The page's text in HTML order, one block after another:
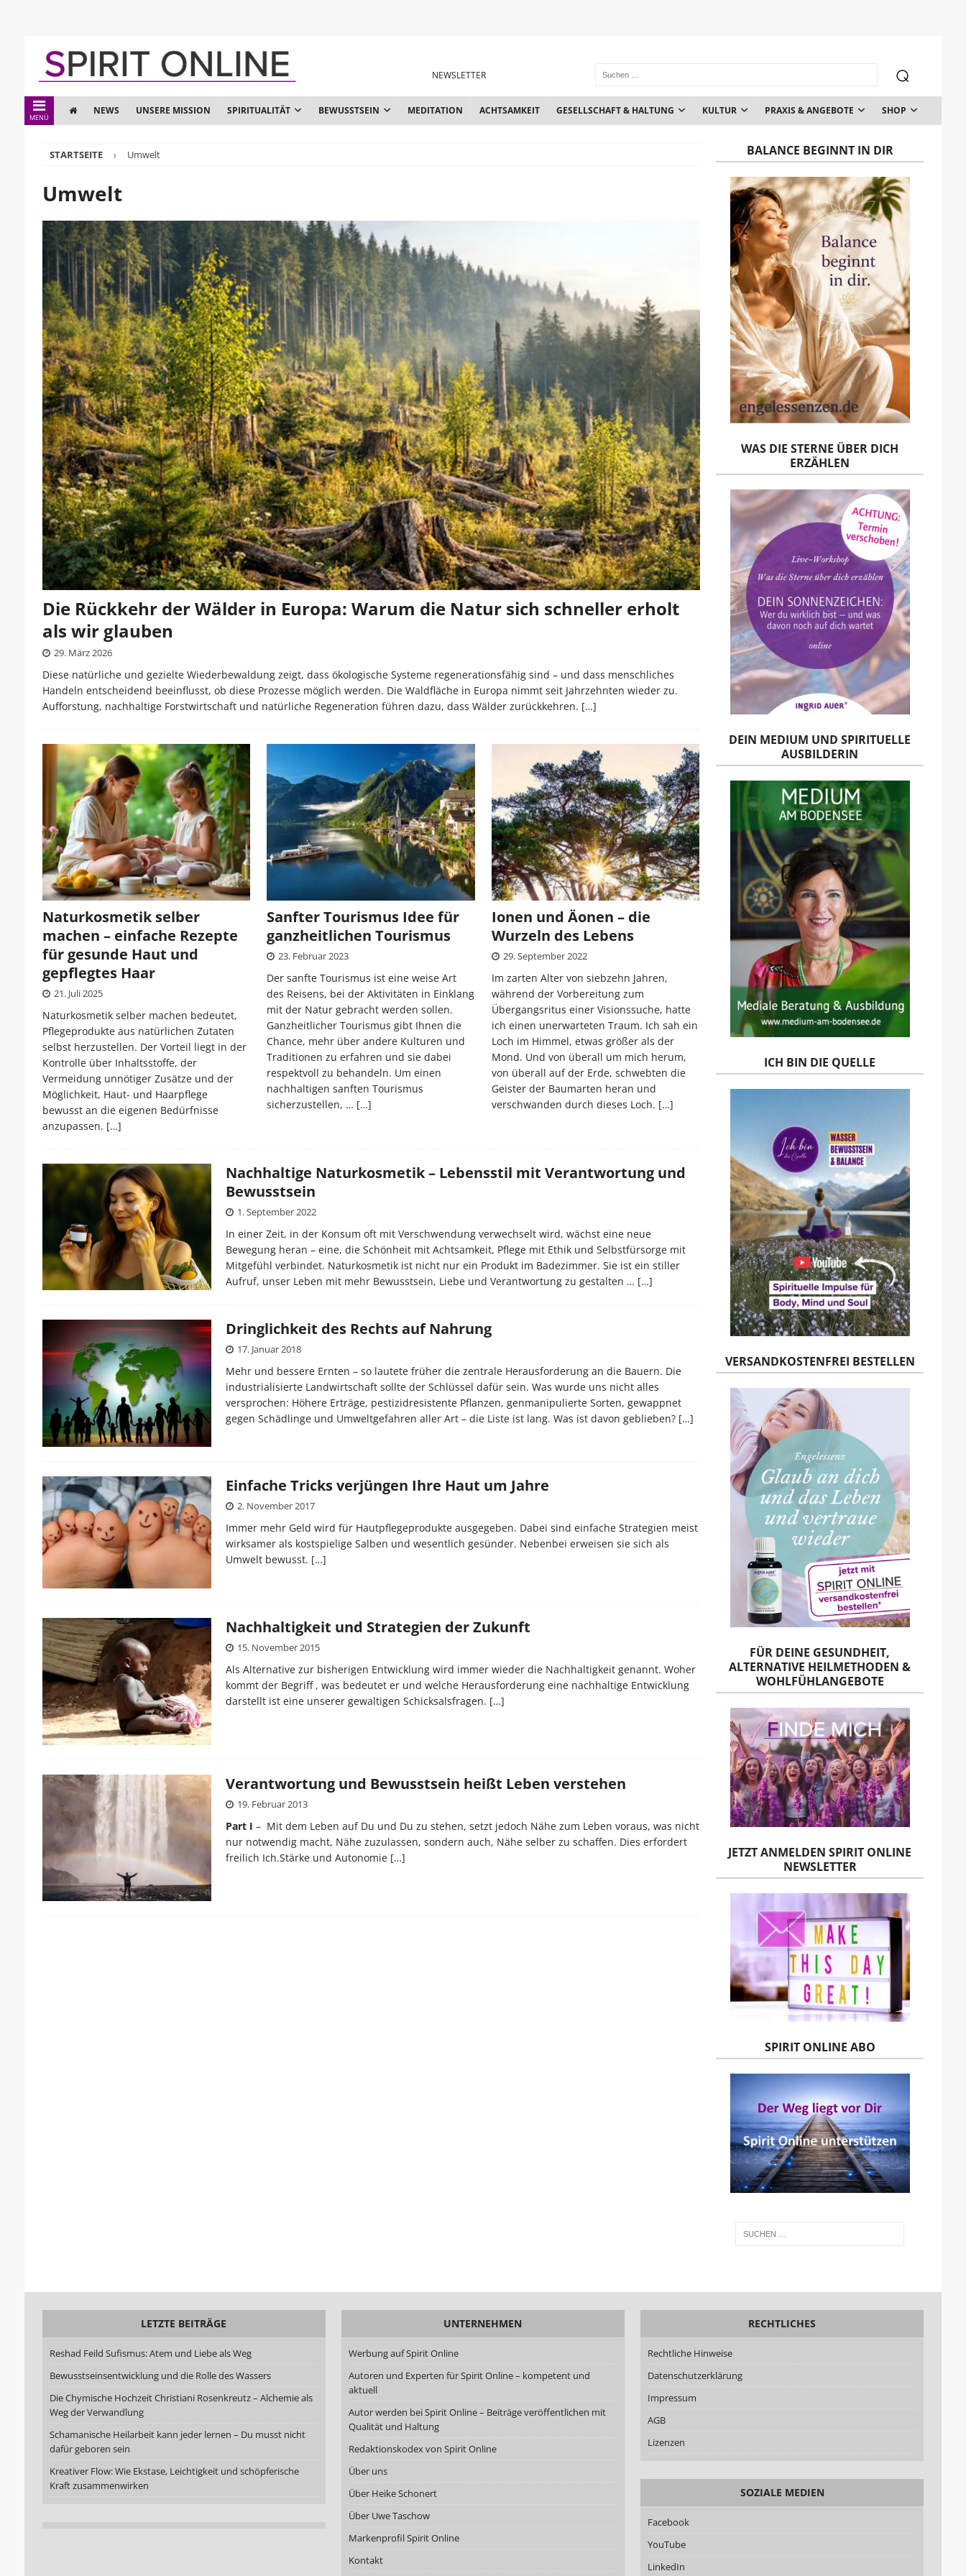
NEWSLETTER
MENÜ
NEWS UNSERE MISSION SPIRITUALITÄT BEWUSSTSEIN MEDITATION ACHTSAMKEIT GESELLSCHAFT & HALTUNG KULTUR PRAXIS & ANGEBOTE SHOP
STARTSEITE Umwelt
Umwelt
Die Rückkehr der Wälder in Europa: Warum die Natur sich schneller erholt
als wir glauben
29. März 2026
Diese natürliche und gezielte Wiederbewaldung zeigt, dass ökologische Systeme regenerationsfähig sind – und dass menschliches
Handeln entscheidend beeinflusst, ob diese Prozesse möglich werden. Die Waldfläche in Europa nimmt seit Jahrzehnten wieder zu.
Aufforstung, nachhaltige Forstwirtschaft und natürliche Regeneration führen dazu, dass Wälder zurückkehren. […]
Naturkosmetik selber
machen – einfache Rezepte
für gesunde Haut und
gepflegtes Haar
21. Juli 2025
Naturkosmetik selber machen bedeutet,
Pflegeprodukte aus natürlichen Zutaten
selbst herzustellen. Der Vorteil liegt in der
Kontrolle über Inhaltsstoffe, der
Vermeidung unnötiger Zusätze und der
Möglichkeit, Haut- und Haarpflege
bewusst an die eigenen Bedürfnisse
anzupassen. […]
Sanfter Tourismus Idee für
ganzheitlichen Tourismus
23. Februar 2023
Der sanfte Tourismus ist eine weise Art
des Reisens, bei der Aktivitäten in Einklang
mit der Natur gebracht werden sollen.
Ganzheitlicher Tourismus gibt Ihnen die
Chance, mehr über andere Kulturen und
Traditionen zu erfahren und sie dabei
respektvoll zu behandeln. Um einen
nachhaltigen sanften Tourismus
sicherzustellen, … […]
Ionen und Äonen – die
Wurzeln des Lebens
29. September 2022
Im zarten Alter von siebzehn Jahren,
während der Vorbereitung zum
Übergangsritus einer Visionssuche, hatte
ich einen unerwarteten Traum. Ich sah ein
Loch im Himmel, etwas größer als der
Mond. Und von überall um mich herum,
von überall auf der Erde, schwebten die
Geister der Baumarten heran und
verschwanden durch dieses Loch. […]
Nachhaltige Naturkosmetik – Lebensstil mit Verantwortung und
Bewusstsein
1. September 2022
In einer Zeit, in der Konsum oft mit Verschwendung verwechselt wird, wächst eine neue
Bewegung heran – eine, die Schönheit mit Achtsamkeit, Pflege mit Ethik und Selbstfürsorge mit
Mitgefühl verbindet. Naturkosmetik ist nicht nur ein Produkt im Badezimmer. Sie ist ein stiller
Aufruf, unser Leben mit mehr Bewusstsein, Liebe und Verantwortung zu gestalten … […]
Dringlichkeit des Rechts auf Nahrung
17. Januar 2018
Mehr und bessere Ernten – so lautete früher die zentrale Herausforderung an die Bauern. Die
industrialisierte Landwirtschaft sollte der Schlüssel dafür sein. Was wurde uns nicht alles
versprochen: Höhere Erträge, pestizidresistente Pflanzen, genmanipulierte Sorten, gewappnet
gegen Schädlinge und Umweltgefahren aller Art – die Liste ist lang. Was ist davon geblieben? […]
Einfache Tricks verjüngen Ihre Haut um Jahre
2. November 2017
Immer mehr Geld wird für Hautpflegeprodukte ausgegeben. Dabei sind einfache Strategien meist
wirksamer als kostspielige Salben und wesentlich gesünder. Nebenbei erweisen sie sich als
Umwelt bewusst. […]
Nachhaltigkeit und Strategien der Zukunft
15. November 2015
Als Alternative zur bisherigen Entwicklung wird immer wieder die Nachhaltigkeit genannt. Woher
kommt der Begriff , was bedeutet er und welche Herausforderung eine nachhaltige Entwicklung
darstellt ist eine unserer gewaltigen Schicksalsfragen. […]
Verantwortung und Bewusstsein heißt Leben verstehen
19. Februar 2013
Part I – Mit dem Leben auf Du und Du zu stehen, setzt jedoch Nähe zum Leben voraus, was nicht
nur notwendig macht, Nähe zuzulassen, sondern auch, Nähe selber zu schaffen. Dies erfordert
freilich Ich.Stärke und Autonomie […]
BALANCE BEGINNT IN DIR
WAS DIE STERNE ÜBER DICH
ERZÄHLEN
DEIN MEDIUM UND SPIRITUELLE
AUSBILDERIN
ICH BIN DIE QUELLE
VERSANDKOSTENFREI BESTELLEN
FÜR DEINE GESUNDHEIT,
ALTERNATIVE HEILMETHODEN &
WOHLFÜHLANGEBOTE
JETZT ANMELDEN SPIRIT ONLINE
NEWSLETTER
SPIRIT ONLINE ABO
LETZTE BEITRÄGE
Reshad Feild Sufismus: Atem und Liebe als Weg
Bewusstseinsentwicklung und die Rolle des Wassers
Die Chymische Hochzeit Christiani Rosenkreutz – Alchemie als
Weg der Verwandlung
Schamanische Heilarbeit kann jeder lernen – Du musst nicht
dafür geboren sein
Kreativer Flow: Wie Ekstase, Leichtigkeit und schöpferische
Kraft zusammenwirken
UNTERNEHMEN
Werbung auf Spirit Online
Autoren und Experten für Spirit Online – kompetent und
aktuell
Autor werden bei Spirit Online – Beiträge veröffentlichen mit
Qualität und Haltung
Redaktionskodex von Spirit Online
Über uns
Über Heike Schonert
Über Uwe Taschow
Markenprofil Spirit Online
Kontakt
RECHTLICHES
Rechtliche Hinweise
Datenschutzerklärung
Impressum
AGB
Lizenzen
SOZIALE MEDIEN
Facebook
YouTube
LinkedIn